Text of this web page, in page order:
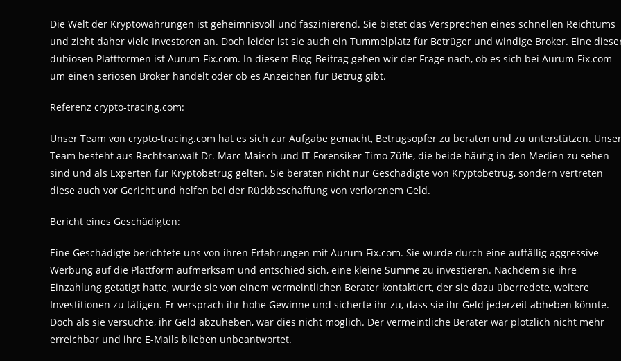
Die Welt der Kryptowährungen ist geheimnisvoll und faszinierend. Sie bietet das Versprechen eines schnellen Reichtums
und zieht daher viele Investoren an. Doch leider ist sie auch ein Tummelplatz für Betrüger und windige Broker. Eine
dubiosen Plattformen ist Aurum-Fix.com. In diesem Blog-Beitrag gehen wir der Frage nach, ob es sich bei Aurum-Fix.com
um einen seriösen Broker handelt oder ob es Anzeichen für Betrug gibt.
Referenz crypto-tracing.com:
Unser Team von crypto-tracing.com hat es sich zur Aufgabe gemacht, Betrugsopfer zu beraten und zu unterstützen. Unser
Team besteht aus Rechtsanwalt Dr. Marc Maisch und IT-Forensiker Timo Züfle, die beide häufig in den Medien zu sehen
sind und als Experten für Kryptobetrug gelten. Sie beraten nicht nur Geschädigte von Kryptobetrug, sondern vertreten
diese auch vor Gericht und helfen bei der Rückbeschaffung von verlorenem Geld.
Bericht eines Geschädigten:
Eine Geschädigte berichtete uns von ihren Erfahrungen mit Aurum-Fix.com. Sie wurde durch eine auffällig aggressive
Werbung auf die Plattform aufmerksam und entschied sich, eine kleine Summe zu investieren. Nachdem sie ihre
Einzahlung getätigt hatte, wurde sie von einem vermeintlichen Berater kontaktiert, der sie dazu überredete, weitere
Investitionen zu tätigen. Er versprach ihr hohe Gewinne und sicherte ihr zu, dass sie ihr Geld jederzeit abheben könnte.
Doch als sie versuchte, ihr Geld abzuheben, war dies nicht möglich. Der vermeintliche Berater war plötzlich nicht mehr
erreichbar und ihre E-Mails blieben unbeantwortet.